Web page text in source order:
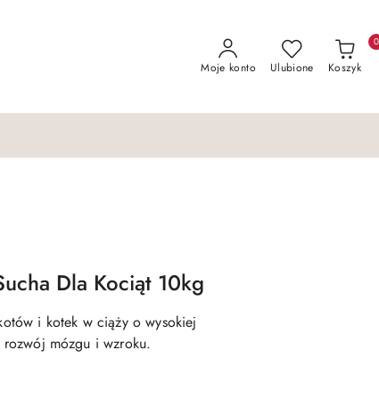
Moje konto Ulubione Koszyk
0
Dla Kociąt 10kg
i kotek w ciąży o wysokiej
mózgu i wzroku.